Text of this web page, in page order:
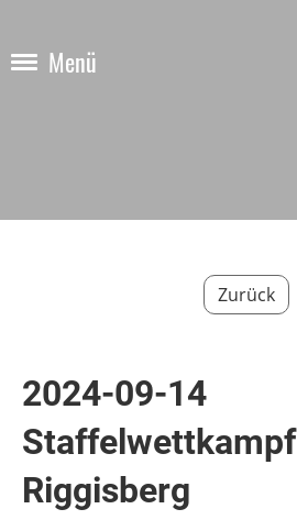
Menü
Zurück
2024-09-14
Staffelwettkampf
Riggisberg